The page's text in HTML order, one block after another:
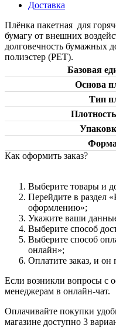
Доставка
Плёнка пакетная для
бумагу от внешних
долговечность бумажных
полиэстер (PET).
Базовая
Основа
Тип
Как оформить заказ?
Выберите товары и
Перейдите в раздел
оформлению»;
Укажите ваши
Выберите способ
Выберите способ
онлайн»;
Оплатите заказ, и он
Если возникли вопросы с
менеджерам в онлайн-чат.
Оплачивайте покупки
магазине доступно 3